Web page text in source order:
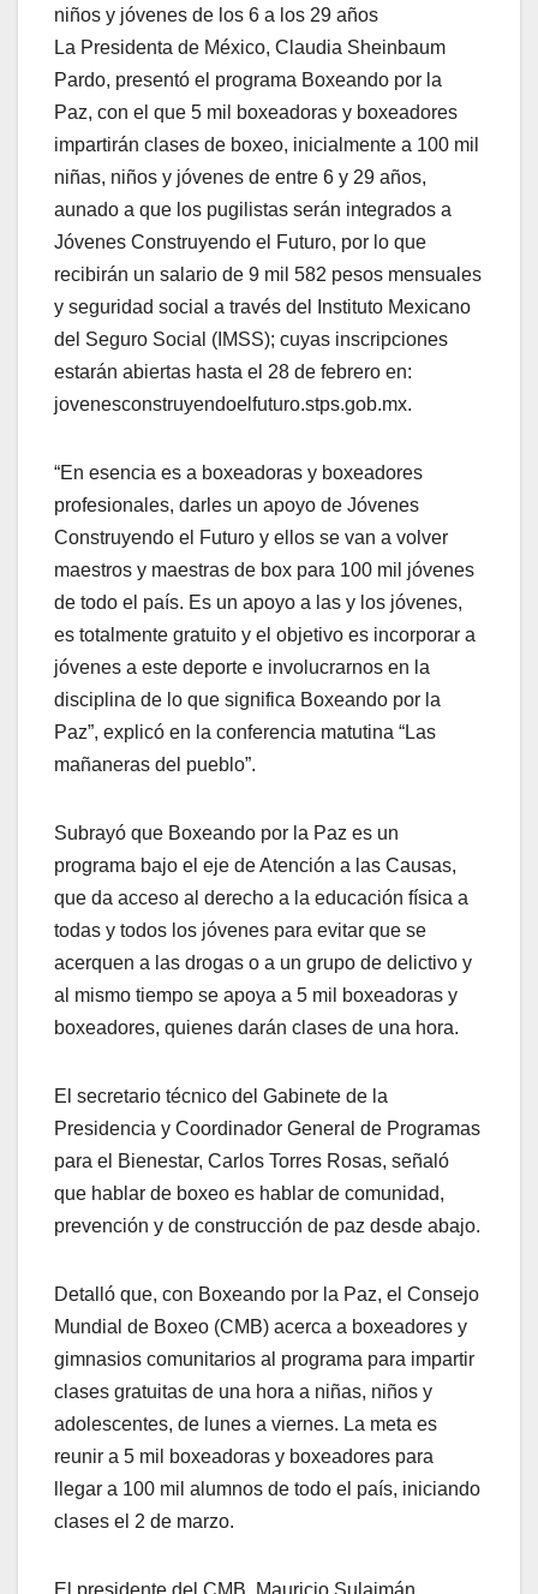
niños y jóvenes de los 6 a los 29 años
La Presidenta de México, Claudia Sheinbaum
Pardo, presentó el programa Boxeando por la
Paz, con el que 5 mil boxeadoras y boxeadores
impartirán clases de boxeo, inicialmente a 100 mil
niñas, niños y jóvenes de entre 6 y 29 años,
aunado a que los pugilistas serán integrados a
Jóvenes Construyendo el Futuro, por lo que
recibirán un salario de 9 mil 582 pesos mensuales
y seguridad social a través del Instituto Mexicano
del Seguro Social (IMSS); cuyas inscripciones
estarán abiertas hasta el 28 de febrero en:
jovenesconstruyendoelfuturo.stps.gob.mx.
“En esencia es a boxeadoras y boxeadores
profesionales, darles un apoyo de Jóvenes
Construyendo el Futuro y ellos se van a volver
maestros y maestras de box para 100 mil jóvenes
de todo el país. Es un apoyo a las y los jóvenes,
es totalmente gratuito y el objetivo es incorporar a
jóvenes a este deporte e involucrarnos en la
disciplina de lo que significa Boxeando por la
Paz”, explicó en la conferencia matutina “Las
mañaneras del pueblo”.
Subrayó que Boxeando por la Paz es un
programa bajo el eje de Atención a las Causas,
que da acceso al derecho a la educación física a
todas y todos los jóvenes para evitar que se
acerquen a las drogas o a un grupo de delictivo y
al mismo tiempo se apoya a 5 mil boxeadoras y
boxeadores, quienes darán clases de una hora.
El secretario técnico del Gabinete de la
Presidencia y Coordinador General de Programas
para el Bienestar, Carlos Torres Rosas, señaló
que hablar de boxeo es hablar de comunidad,
prevención y de construcción de paz desde abajo.
Detalló que, con Boxeando por la Paz, el Consejo
Mundial de Boxeo (CMB) acerca a boxeadores y
gimnasios comunitarios al programa para impartir
clases gratuitas de una hora a niñas, niños y
adolescentes, de lunes a viernes. La meta es
reunir a 5 mil boxeadoras y boxeadores para
llegar a 100 mil alumnos de todo el país, iniciando
clases el 2 de marzo.
El presidente del CMB, Mauricio Sulaimán